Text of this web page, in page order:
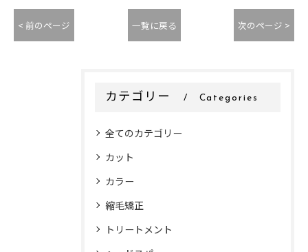
< 前のページ 一覧に戻る 次のページ >
カテゴリー Categories
全てのカテゴリー
カット
カラー
縮毛矯正
トリートメント